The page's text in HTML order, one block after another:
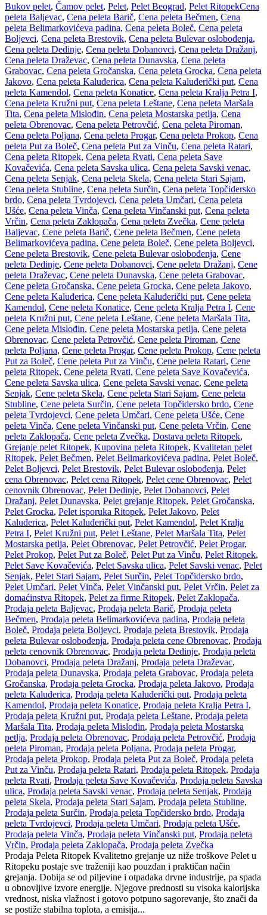
Bukov pelet, Čamov pelet, Pelet, Pelet Beograd, Pelet RitopekCena
peleta Baljevac, Cena peleta Barič, Cena peleta Bečmen, Cena
peleta Belimarkovićeva padina, Cena peleta Boleč, Cena peleta
Boljevci, Cena peleta Brestovik, Cena peleta Bulevar oslobođenja,
Cena peleta Dedinje, Cena peleta Dobanovci, Cena peleta Dražanj,
Cena peleta Draževac, Cena peleta Dunavska, Cena peleta
Grabovac, Cena peleta Gročanska, Cena peleta Grocka, Cena peleta
Jakovo, Cena peleta Kaluđerica, Cena peleta Kaluđerički put, Cena
peleta Kamendol, Cena peleta Konatice, Cena peleta Kralja Petra I,
Cena peleta Kružni put, Cena peleta Leštane, Cena peleta Maršala
Tita, Cena peleta Mislođin, Cena peleta Mostarska petlja, Cena
peleta Obrenovac, Cena peleta Petrovčić, Cena peleta Piroman,
Cena peleta Poljana, Cena peleta Progar, Cena peleta Prokop, Cena
peleta Put za Boleč, Cena peleta Put za Vinču, Cena peleta Ratari,
Cena peleta Ritopek, Cena peleta Rvati, Cena peleta Save
Kovačevića, Cena peleta Savska ulica, Cena peleta Savski venac,
Cena peleta Senjak, Cena peleta Skela, Cena peleta Stari Sajam,
Cena peleta Stubline, Cena peleta Surčin, Cena peleta Topčidersko
brdo, Cena peleta Tvrdojevci, Cena peleta Umčari, Cena peleta
Ušće, Cena peleta Vinča, Cena peleta Vinčanski put, Cena peleta
Vrčin, Cena peleta Zaklopača, Cena peleta Zvečka, Cene peleta
Baljevac, Cene peleta Barič, Cene peleta Bečmen, Cene peleta
Belimarkovićeva padina, Cene peleta Boleč, Cene peleta Boljevci,
Cene peleta Brestovik, Cene peleta Bulevar oslobođenja, Cene
peleta Dedinje, Cene peleta Dobanovci, Cene peleta Dražanj, Cene
peleta Draževac, Cene peleta Dunavska, Cene peleta Grabovac,
Cene peleta Gročanska, Cene peleta Grocka, Cene peleta Jakovo,
Cene peleta Kaluđerica, Cene peleta Kaluđerički put, Cene peleta
Kamendol, Cene peleta Konatice, Cene peleta Kralja Petra I, Cene
peleta Kružni put, Cene peleta Leštane, Cene peleta Maršala Tita,
Cene peleta Mislođin, Cene peleta Mostarska petlja, Cene peleta
Obrenovac, Cene peleta Petrovčić, Cene peleta Piroman, Cene
peleta Poljana, Cene peleta Progar, Cene peleta Prokop, Cene peleta
Put za Boleč, Cene peleta Put za Vinču, Cene peleta Ratari, Cene
peleta Ritopek, Cene peleta Rvati, Cene peleta Save Kovačevića,
Cene peleta Savska ulica, Cene peleta Savski venac, Cene peleta
Senjak, Cene peleta Skela, Cene peleta Stari Sajam, Cene peleta
Stubline, Cene peleta Surčin, Cene peleta Topčidersko brdo, Cene
peleta Tvrdojevci, Cene peleta Umčari, Cene peleta Ušće, Cene
peleta Vinča, Cene peleta Vinčanski put, Cene peleta Vrčin, Cene
peleta Zaklopača, Cene peleta Zvečka, Dostava peleta Ritopek,
Grejanje pelet Ritopek, Kupovina peleta Ritopek, Kvalitetan pelet
Ritopek, Pelet Bečmen, Pelet Belimarkovićeva padina, Pelet Boleč,
Pelet Boljevci, Pelet Brestovik, Pelet Bulevar oslobođenja, Pelet
cena Obrenovac, Pelet cena Ritopek, Pelet cene Obrenovac, Pelet
cenovnik Obrenovac, Pelet Dedinje, Pelet Dobanovci, Pelet
Dražanj, Pelet Dunavska, Pelet grejanje Ritopek, Pelet Gročanska,
Pelet Grocka, Pelet isporuka Ritopek, Pelet Jakovo, Pelet
Kaluđerica, Pelet Kaluđerički put, Pelet Kamendol, Pelet Kralja
Petra I, Pelet Kružni put, Pelet Leštane, Pelet Maršala Tita, Pelet
Mostarska petlja, Pelet Obrenovac, Pelet Petrovčić, Pelet Progar,
Pelet Prokop, Pelet Put za Boleč, Pelet Put za Vinču, Pelet Ritopek,
Pelet Save Kovačevića, Pelet Savska ulica, Pelet Savski venac, Pelet
Senjak, Pelet Stari Sajam, Pelet Surčin, Pelet Topčidersko brdo,
Pelet Umčari, Pelet Vinča, Pelet Vinčanski put, Pelet Vrčin, Pelet za
domaćinstva Ritopek, Pelet za firme Ritopek, Pelet Zaklopača,
Prodaja peleta Baljevac, Prodaja peleta Barič, Prodaja peleta
Bečmen, Prodaja peleta Belimarkovićeva padina, Prodaja peleta
Boleč, Prodaja peleta Boljevci, Prodaja peleta Brestovik, Prodaja
peleta Bulevar oslobođenja, Prodaja peleta cene Obrenovac, Prodaja
peleta cenovnik Obrenovac, Prodaja peleta Dedinje, Prodaja peleta
Dobanovci, Prodaja peleta Dražanj, Prodaja peleta Draževac,
Prodaja peleta Dunavska, Prodaja peleta Grabovac, Prodaja peleta
Gročanska, Prodaja peleta Grocka, Prodaja peleta Jakovo, Prodaja
peleta Kaluđerica, Prodaja peleta Kaluđerički put, Prodaja peleta
Kamendol, Prodaja peleta Konatice, Prodaja peleta Kralja Petra I,
Prodaja peleta Kružni put, Prodaja peleta Leštane, Prodaja peleta
Maršala Tita, Prodaja peleta Mislođin, Prodaja peleta Mostarska
petlja, Prodaja peleta Obrenovac, Prodaja peleta Petrovčić, Prodaja
peleta Piroman, Prodaja peleta Poljana, Prodaja peleta Progar,
Prodaja peleta Prokop, Prodaja peleta Put za Boleč, Prodaja peleta
Put za Vinču, Prodaja peleta Ratari, Prodaja peleta Ritopek, Prodaja
peleta Rvati, Prodaja peleta Save Kovačevića, Prodaja peleta Savska
ulica, Prodaja peleta Savski venac, Prodaja peleta Senjak, Prodaja
peleta Skela, Prodaja peleta Stari Sajam, Prodaja peleta Stubline,
Prodaja peleta Surčin, Prodaja peleta Topčidersko brdo, Prodaja
peleta Tvrdojevci, Prodaja peleta Umčari, Prodaja peleta Ušće,
Prodaja peleta Vinča, Prodaja peleta Vinčanski put, Prodaja peleta
Vrčin, Prodaja peleta Zaklopača, Prodaja peleta Zvečka
Prodaja Peleta Ritopek Kvalitetno grejanje uz niže troškove Pelet u
Ritopeku postaje sve traženiji kao pouzdan i praktičan način
grejanja. Dobija se od piljevine i otpadaka drvne industrije, pa spada
u obnovljive izvore energije. Njegove prednosti su visoka kalorijska
vrednost, niska vlažnost i gotovo potpuno sagorevanje, što znači da
se postiže stabilna toplota, a emisija...